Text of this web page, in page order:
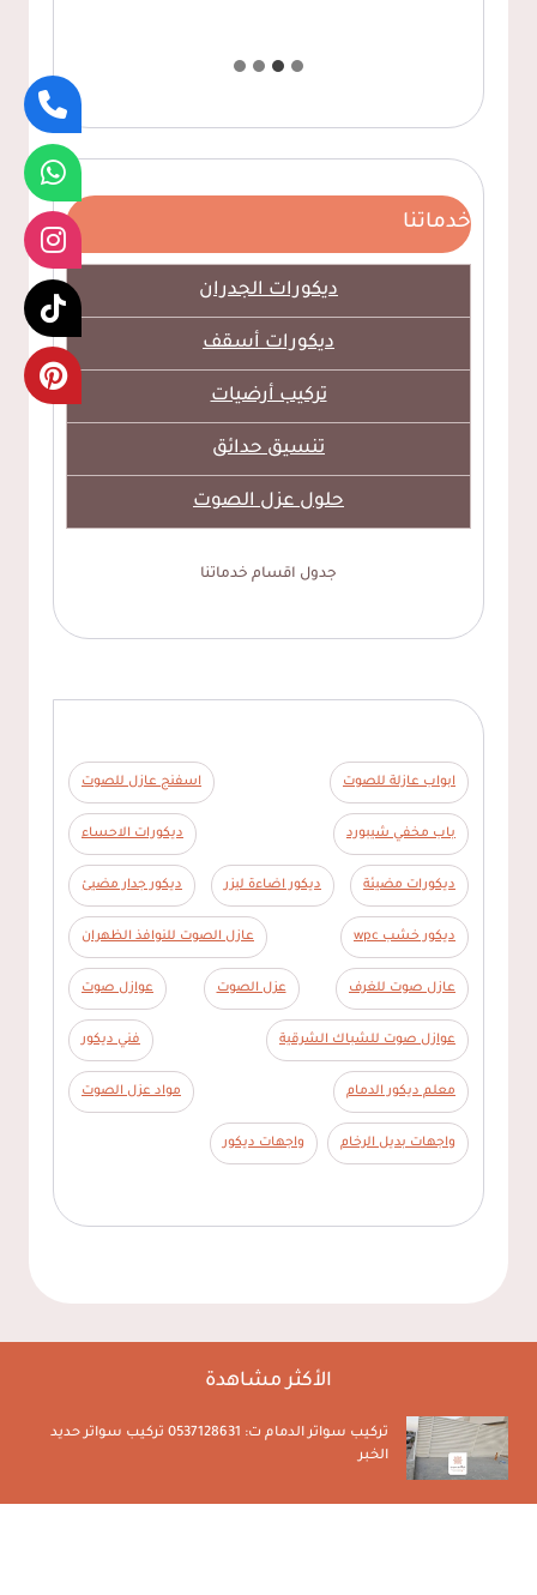
خدماتنا
ديكورات الجدران
ديكورات أسقف
تركيب أرضيات
تنسيق حدائق
حلول عزل الصوت
جدول اقسام خدماتنا
ابواب عازلة للصوت اسفنج عازل للصوت
باب مخفي شيبورد ديكورات الاحساء
ديكورات مضيئة ديكور اضاءة ليزر ديكور جدار مضيئ
ديكور خشب wpc عازل الصوت للنوافذ الظهران
عازل صوت للغرف عزل الصوت عوازل صوت
عوازل صوت للشباك الشرقية فني ديكور
معلم ديكور الدمام مواد عزل الصوت
واجهات بديل الرخام واجهات ديكور
الأكثر مشاهدة
تركيب سواتر الدمام ت: 0537128631 تركيب سواتر حديد
الخبر